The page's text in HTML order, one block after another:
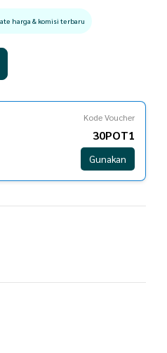
harga & komisi terbaru
Kode Voucher
30POT1
Gunakan